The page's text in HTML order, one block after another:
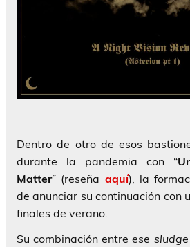
Dentro de otro de esos
durante la pandemia con “
Matter” (reseña aquí), la
de anunciar su continuación con
finales de verano.
Su combinación entre ese